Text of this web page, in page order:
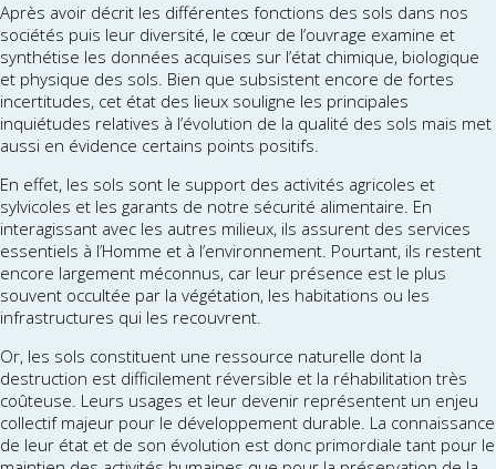
Après avoir décrit les différentes fonctions des sols dans nos
sociétés puis leur diversité, le cœur de l’ouvrage examine et
synthétise les données acquises sur l’état chimique, biologique
et physique des sols. Bien que subsistent encore de fortes
incertitudes, cet état des lieux souligne les principales
inquiétudes relatives à l’évolution de la qualité des sols mais met
aussi en évidence certains points positifs.
En effet, les sols sont le support des activités agricoles et
sylvicoles et les garants de notre sécurité alimentaire. En
interagissant avec les autres milieux, ils assurent des services
essentiels à l’Homme et à l’environnement. Pourtant, ils restent
encore largement méconnus, car leur présence est le plus
souvent occultée par la végétation, les habitations ou les
infrastructures qui les recouvrent.
Or, les sols constituent une ressource naturelle dont la
destruction est difficilement réversible et la réhabilitation très
coûteuse. Leurs usages et leur devenir représentent un enjeu
collectif majeur pour le développement durable. La connaissance
de leur état et de son évolution est donc primordiale tant pour le